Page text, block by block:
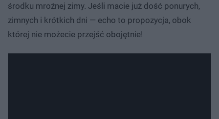
środku mroźnej zimy. Jeśli macie już dość ponurych,
zimnych i krótkich dni — echo to propozycja, obok
której nie możecie przejść obojętnie!